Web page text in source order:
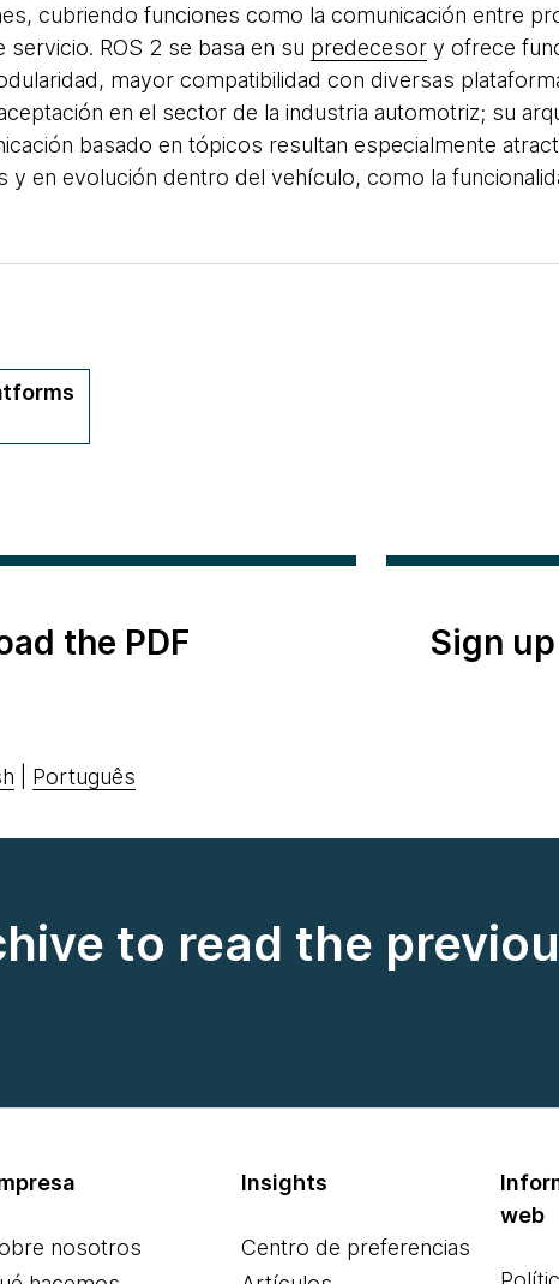
cubriendo funciones como la comunicación entre
servicio. ROS 2 se basa en su predecesor y ofrece
mayor compatibilidad con diversas
en el sector de la industria automotriz; su
basado en tópicos resultan especialmente
y en evolución dentro del vehículo, como la
the PDF
Português
Sign
to read the
nosotros
Insights
Centro de preferencias
web